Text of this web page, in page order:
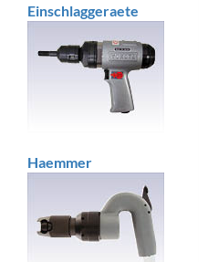
Einschlaggeraete
Haemmer